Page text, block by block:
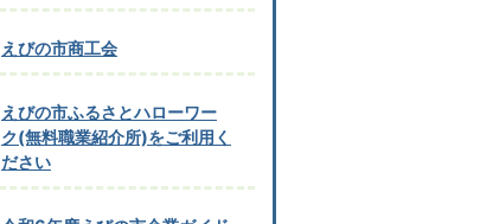
えびの市商工会
えびの市ふるさとハローワー
ク(無料職業紹介所)をご利用く
ださい